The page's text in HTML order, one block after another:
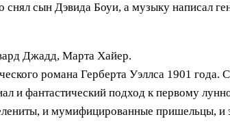
сын Дэвида Боуи, а музыку написал
Джадд, Марта Хайер.
романа Герберта Уэллса 1901
и фантастический подход к первому
и мумифицированные пришельцы, и